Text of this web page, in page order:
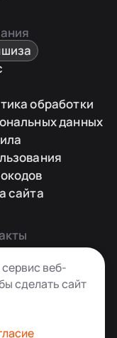
обработки
данных
сайта
звонок
181-55-45
веб-
сделать сайт